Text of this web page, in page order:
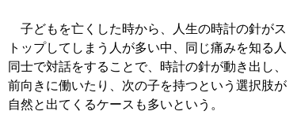
子どもを亡くした時から、人生の時計の針がス
トップしてしまう人が多い中、同じ痛みを知る人
同士で対話をすることで、時計の針が動き出し、
前向きに働いたり、次の子を持つという選択肢が
自然と出てくるケースも多いという。